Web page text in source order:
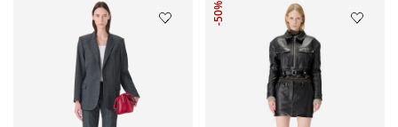
-50%